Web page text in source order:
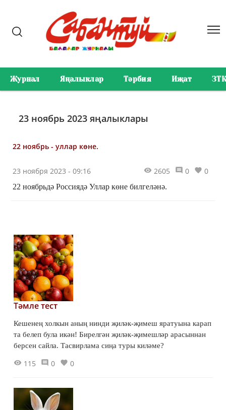
Журнал Яңалыклар Тәрбия Иҗат ЗТК
23 ноябрь 2023 яңалыклары
22 ноябрь - уллар көне.
23 ноября 2023 - 09:16 2605 0 0
22 ноябрьдә Россиядә Уллар көне билгеләнә.
Тәмле тест
Кешенең холкын аның нинди җиләк-җимеш яратуына карап
та белеп була икән! Бирелгән җиләк-җимешләр арасыннан
берсен сайла. Тасвирлама сиңа туры киләме?
115 0 0